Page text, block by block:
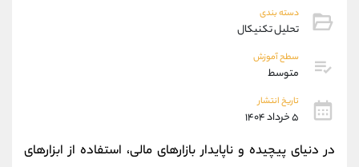
دسته بندی
تحلیل تکنیکال
سطح آموزش
متوسط
تاریخ انتشار
۵ خرداد ۱۴۰۴
در دنیای پیچیده و ناپایدار بازارهای مالی، استفاده از ابزارهای
موبایل
واتساپ
داخلی
اطلاعات تماس (دفتر فروش)
021-22021030